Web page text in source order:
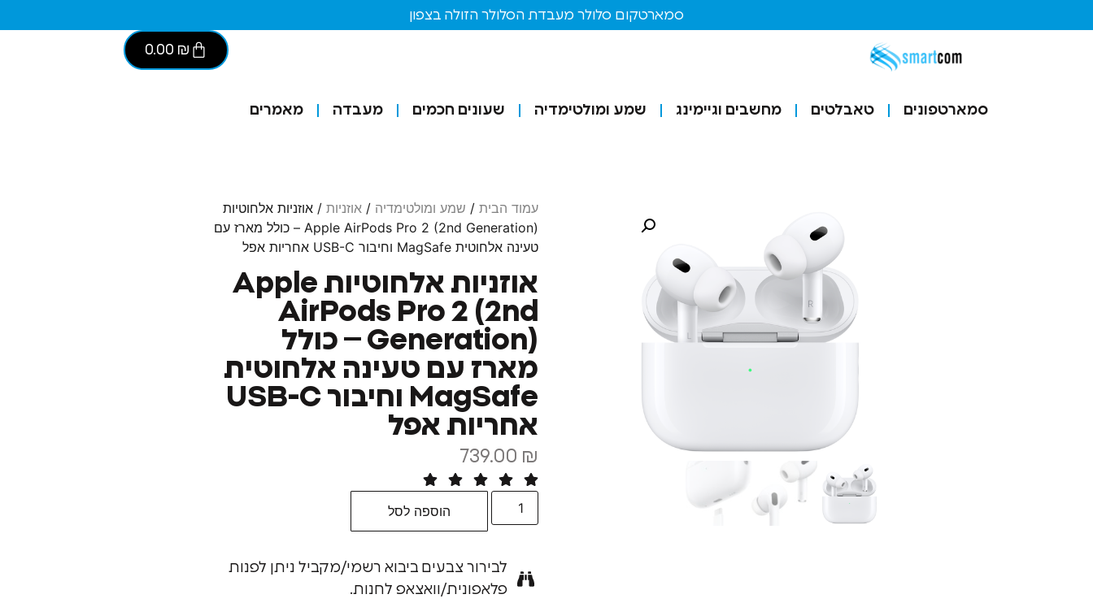
סמארטקום סלולר מעבדת הסלולר הזולה בצפון
0.00 ₪
סמארטפונים טאבלטים מחשבים וגיימינג שמע ומולטימדיה שעונים חכמים מעבדה מאמרים
עמוד הבית / שמע ומולטימדיה / אוזניות / אוזניות אלחוטיות
Apple AirPods Pro 2 (2nd Generation) – כולל מארז עם
טעינה אלחוטית MagSafe וחיבור USB-C אחריות אפל
אוזניות אלחוטיות Apple
AirPods Pro 2 (2nd
Generation) – כולל
מארז עם טעינה אלחוטית
MagSafe וחיבור USB-C
אחריות אפל
739.00 ₪
הוספה לסל
לבירור צבעים ביבוא רשמי/מקביל ניתן לפנות
פלאפונית/וואצאפ לחנות.